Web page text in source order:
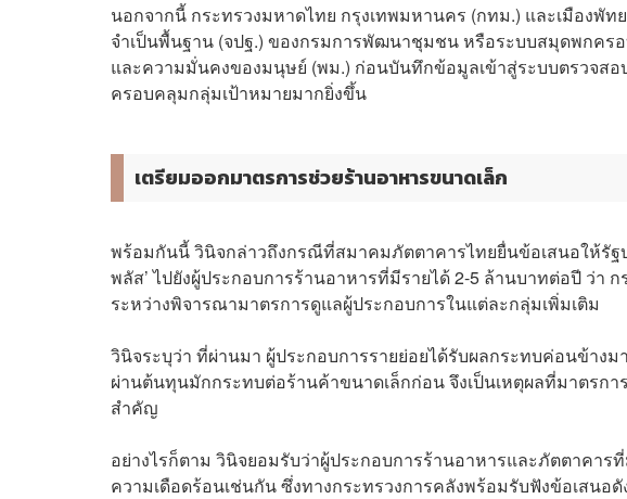
นอกจากนี้ กระทรวงมหาดไทย กรุงเทพมหานคร (กทม.) และเมืองพั
จำเป็นพื้นฐาน (จปฐ.) ของกรมการพัฒนาชุมชน หรือระบบสมุดพกคร
และความมั่นคงของมนุษย์ (พม.) ก่อนบันทึกข้อมูลเข้าสู่ระบบตรวจส
ครอบคลุมกลุ่มเป้าหมายมากยิ่งขึ้น
เตรียมออกมาตรการช่วยร้านอาหารขนาดเล็ก
พร้อมกันนี้ วินิจกล่าวถึงกรณีที่สมาคมภัตตาคารไทยยื่นข้อเสนอให้รัฐ
พลัส’ ไปยังผู้ประกอบการร้านอาหารที่มีรายได้ 2-5 ล้านบาทต่อปี ว่า
ระหว่างพิจารณามาตรการดูแลผู้ประกอบการในแต่ละกลุ่มเพิ่มเติม
วินิจระบุว่า ที่ผ่านมา ผู้ประกอบการรายย่อยได้รับผลกระทบค่อนข้าง
ผ่านต้นทุนมักกระทบต่อร้านค้าขนาดเล็กก่อน จึงเป็นเหตุผลที่มาตรก
สำคัญ
อย่างไรก็ตาม วินิจยอมรับว่าผู้ประกอบการร้านอาหารและภัตตาคา
ความเดือดร้อนเช่นกัน ซึ่งทางกระทรวงการคลังพร้อมรับฟังข้อเสนอ